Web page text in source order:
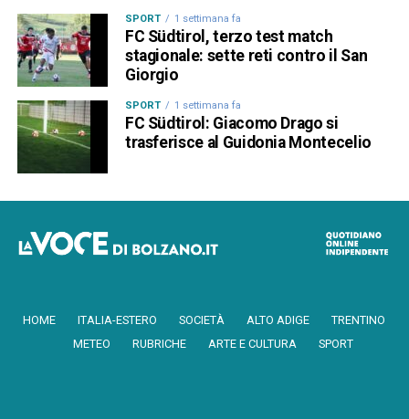
SPORT 1 settimana fa
FC Südtirol, terzo test match
stagionale: sette reti contro il San
Giorgio
SPORT 1 settimana fa
FC Südtirol: Giacomo Drago si
trasferisce al Guidonia Montecelio
HOME ITALIA-ESTERO SOCIETÀ ALTO ADIGE
TRENTINO
METEO
RUBRICHE ARTE E CULTURA SPORT